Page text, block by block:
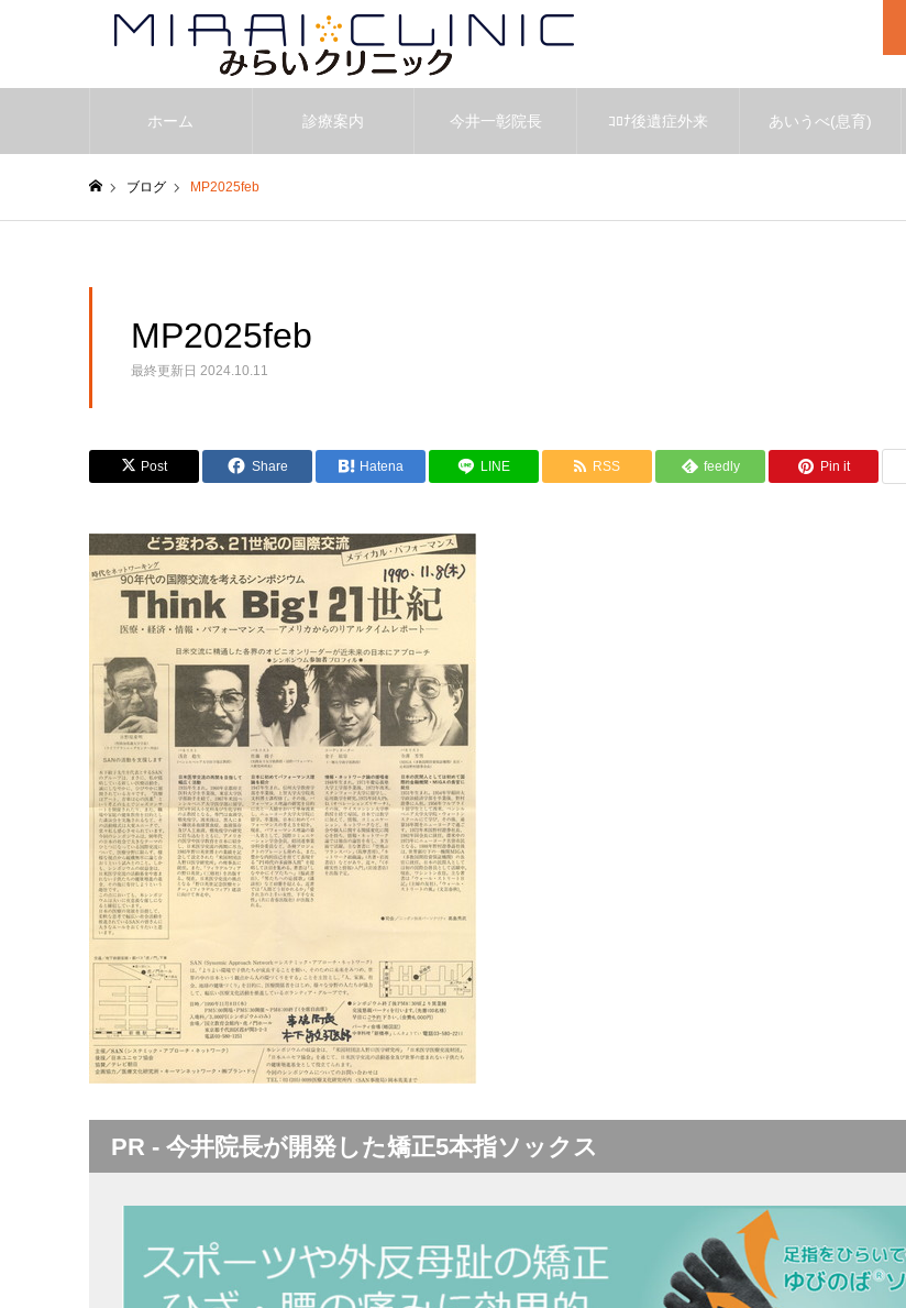
ホーム 診療案内 今井一彰院長 ｺﾛﾅ後遺症外来 あいうべ(息育)
ブログ MP2025feb
MP2025feb
最終更新日 2024.10.11
Post Share Hatena LINE RSS feedly Pin it
PR - 今井院長が開発した矯正5本指ソックス